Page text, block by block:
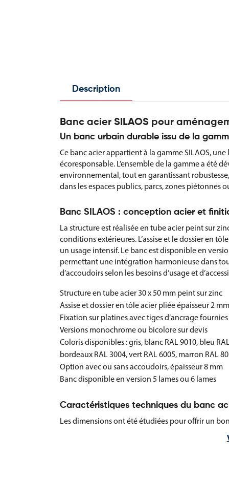
Description
Banc acier SILAOS pour
Un banc urbain durable issu de la
Ce banc acier appartient à la gamme SILAOS,
écoresponsable. L’ensemble de la gamme a été
environnemental, tout en garantissant
dans les espaces publics, parcs, zones
Banc SILAOS : conception acier et
La structure est réalisée en tube acier peint sur
conditions extérieures. L’assise et le dossier en
un usage intensif. Le banc est disponible en
permettant une intégration harmonieuse dans
d’accoudoirs selon les besoins d’usage et
Structure en tube acier 30 x 50 mm peint sur zinc
Assise et dossier en tôle acier pliée épaisseur 2 mm
Fixation sur platines avec tiges d’ancrage fournies
Versions monochrome ou bicolore sur devis
Coloris disponibles : gris, blanc RAL 9010, bleu
bordeaux RAL 3004, vert RAL 6005, marron RAL
Option avec ou sans accoudoirs, épaisseur 8 mm
Banc disponible en version 5 lames ou 6 lames
Caractéristiques techniques du banc
Les dimensions ont été étudiées pour offrir un